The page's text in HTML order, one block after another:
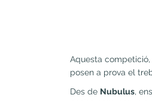
Aquesta
posen a prova el
Des de Nubulus,